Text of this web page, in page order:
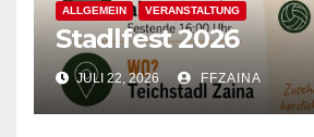
ALLGEMEIN VERANSTALTUNG
Stadlfest 2026
JULI 22, 2026 FFZAINA